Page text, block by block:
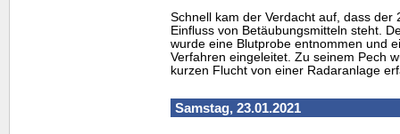
Schnell kam der Verdacht auf, dass
Einfluss von Betäubungsmitteln steht.
wurde eine Blutprobe entnommen und
Verfahren eingeleitet. Zu seinem Pech
kurzen Flucht von einer Radaranlage
Samstag, 23.01.2021